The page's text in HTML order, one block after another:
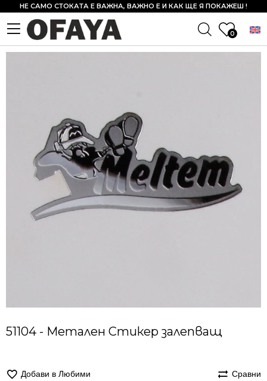
0
НЕ САМО СТОКАТА Е ВАЖНА, ВАЖНО Е И КАК ЩЕ Я ПОКАЖЕШ !
51104 - Метален Стикер залепващ
Добави в Любими Сравни